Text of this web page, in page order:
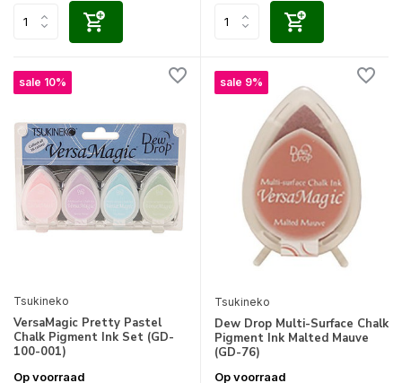
sale 10%
Tsukineko
VersaMagic Pretty Pastel
Chalk Pigment Ink Set (GD-
100-001)
Op voorraad
sale 9%
Tsukineko
Dew Drop Multi-Surface Chalk
Pigment Ink Malted Mauve
(GD-76)
Op voorraad